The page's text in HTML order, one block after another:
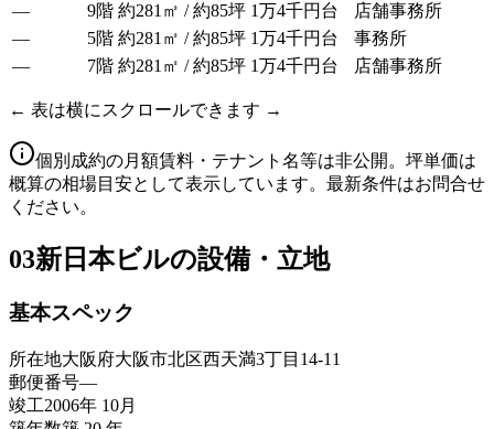
—
9階 約281㎡ / 約85坪 1万4千円台
店舗事務所
—
5階 約281㎡ / 約85坪 1万4千円台
事務所
—
7階 約281㎡ / 約85坪 1万4千円台 店舗事務所
← 表は横にスクロールできます →
個別成約の月額賃料・テナント名等は非公開。坪単価は
概算の相場目安として表示しています。最新条件はお問合せ
ください。
03新日本ビルの設備・立地
基本スペック
所在地大阪府大阪市北区西天満3丁目14-11
郵便番号—
竣工2006年 10月